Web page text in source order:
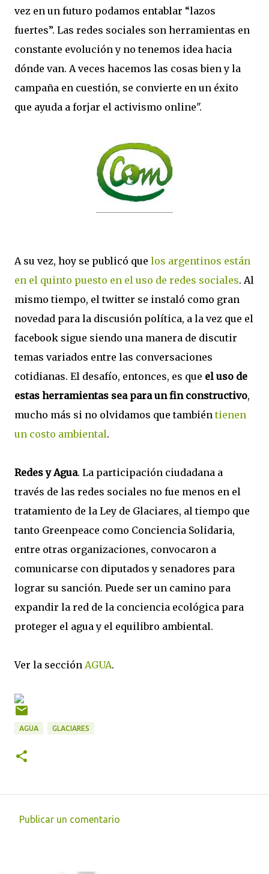
vez en un futuro podamos entablar “lazos
fuertes”. Las redes sociales son herramientas en
constante evolución y no tenemos idea hacia
dónde van. A veces hacemos las cosas bien y la
campaña en cuestión, se convierte en un éxito
que ayuda a forjar el activismo online".
A su vez, hoy se publicó que los argentinos están
en el quinto puesto en el uso de redes sociales. Al
mismo tiempo, el twitter se instaló como gran
novedad para la discusión política, a la vez que el
facebook sigue siendo una manera de discutir
temas variados entre las conversaciones
cotidianas. El desafío, entonces, es que el uso de
estas herramientas sea para un fin constructivo,
mucho más si no olvidamos que tambiéntienen
un costo ambiental.
Redes y Agua. La participación ciudadana a
través de las redes sociales no fue menos en el
tratamiento de la Ley de Glaciares, al tiempo que
tanto Greenpeace como Conciencia Solidaria,
entre otras organizaciones, convocaron a
comunicarse con diputados y senadores para
lograr su sanción. Puede ser un camino para
expandir la red de la conciencia ecológica para
proteger el agua y el equilibro ambiental.
Ver la sección AGUA.
AGUA GLACIARES
Publicar un comentario